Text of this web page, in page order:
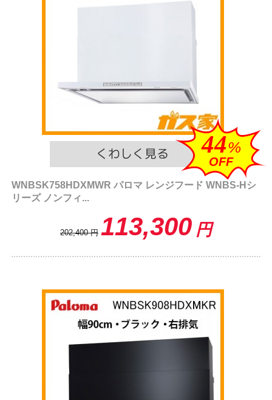
44%
OFF
WNBSK758HDXMWR パロマ レンジフード WNBS-Hシ
リーズ ノンフィ...
202,400 円 113,300 円